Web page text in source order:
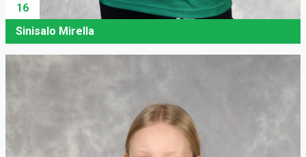
16
Sinisalo Mirella